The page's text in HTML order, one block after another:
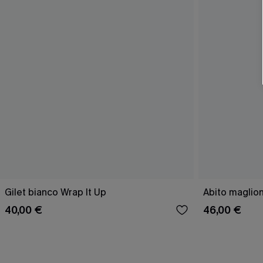
Gilet bianco Wrap It Up
40,00 €
Abito
46,00 €